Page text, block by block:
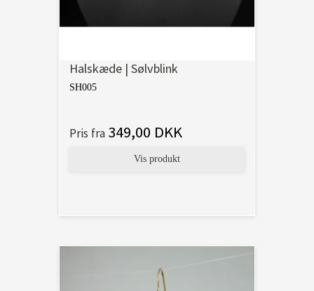
Halskæde | Sølvblink
SH005
Pris fra 349,00 DKK
Vis produkt